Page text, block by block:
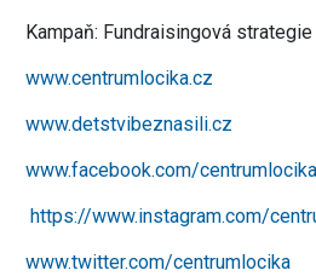
Kampaň: Fundraisingová
www.centrumlocika.cz
www.detstvibeznasili.cz
www.facebook.com/centrumlocika
https://www.instagram.com/
www.twitter.com/centrumlocika